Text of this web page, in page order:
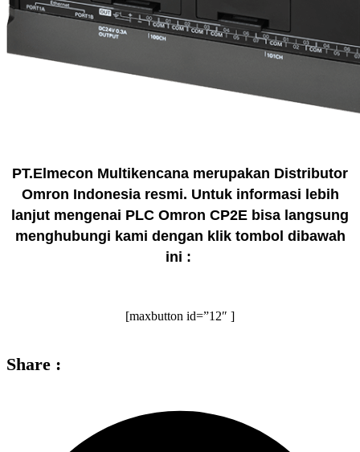
PT.Elmecon Multikencana merupakan Distributor
Omron Indonesia resmi. Untuk informasi lebih
lanjut mengenai PLC Omron CP2E bisa langsung
menghubungi kami dengan klik tombol dibawah
ini :
[maxbutton id=”12″ ]
Share :